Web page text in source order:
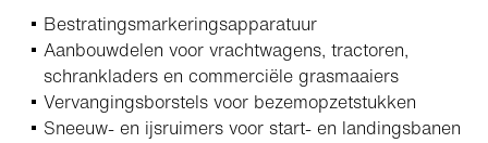
Bestratingsmarkeringsapparatuur
Aanbouwdelen voor vrachtwagens, tractoren,
schrankladers en commerciële grasmaaiers
Vervangingsborstels voor bezemopzetstukken
Sneeuw- en ijsruimers voor start- en landingsbanen